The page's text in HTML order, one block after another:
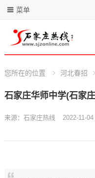
菜单
您所在的位置 河北春招
石家庄华师中学(石家
来源： 石家庄热线 2022-11-